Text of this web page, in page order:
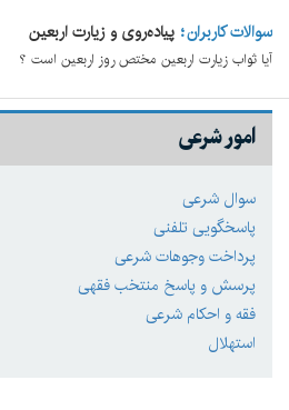
سوالات کاربران پیاده‌روی و زیارت اربعین
آیا ثواب زیارت اربعین مختص روز اربعین است ؟
امور شرعی
سوال شرعی
پاسخگویی تلفنی
پرداخت وجوهات شرعی
پرسش و پاسخ منتخب فقهی
فقه و احکام شرعی
استهلال